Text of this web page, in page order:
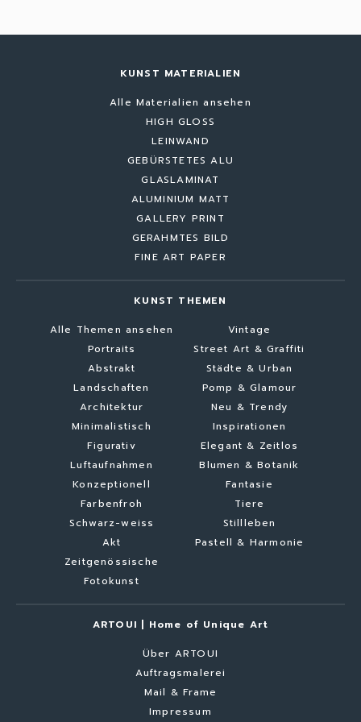
KUNST MATERIALIEN
Alle Materialien ansehen
HIGH GLOSS
LEINWAND
GEBÜRSTETES ALU
GLASLAMINAT
ALUMINIUM MATT
GALLERY PRINT
GERAHMTES BILD
FINE ART PAPER
KUNST THEMEN
Alle Themen ansehen
Portraits
Abstrakt
Landschaften
Architektur
Minimalistisch
Figurativ
Luftaufnahmen
Konzeptionell
Farbenfroh
Schwarz-weiss
Akt
Zeitgenössische
Fotokunst
Vintage
Street Art & Graffiti
Städte & Urban
Pomp & Glamour
Neu & Trendy
Inspirationen
Elegant & Zeitlos
Blumen & Botanik
Fantasie
Tiere
Stillleben
Pastell & Harmonie
ARTOUI | Home of Unique Art
Über ARTOUI
Auftragsmalerei
Mail & Frame
Impressum